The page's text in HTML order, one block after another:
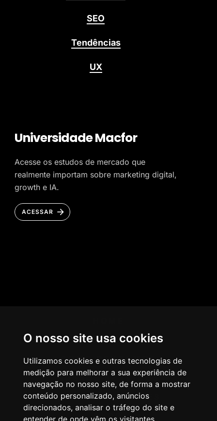
O nosso site usa cookies
Utilizamos cookies e outras tecnologias de
medição para melhorar a sua experiência de
navegação no nosso site, de forma a mostrar
conteúdo personalizado, anúncios
direcionados, analisar o tráfego do site e
entender de onde vêm os visitantes.
SEO
Tendências
UX
Universidade Macfor
Acesse os estudos de mercado que
realmente importam sobre marketing digital,
growth e IA.
ACESSAR
AGÊNCIA
COMO PENSAMOS
NOSSOS SERVIÇOS
CASES & CLIENTES
BLOG